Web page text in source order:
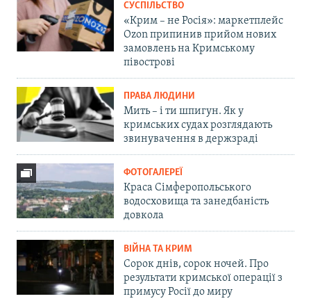
СУСПІЛЬСТВО
«Крим – не Росія»: маркетплейс
Ozon припинив прийом нових
замовлень на Кримському
півострові
ПРАВА ЛЮДИНИ
Мить – і ти шпигун. Як у
кримських судах розглядають
звинувачення в держзраді
ФОТОГАЛЕРЕЇ
Краса Сімферопольського
водосховища та занедбаність
довкола
ВІЙНА ТА КРИМ
Сорок днів, сорок ночей. Про
результати кримської операції з
примусу Росії до миру